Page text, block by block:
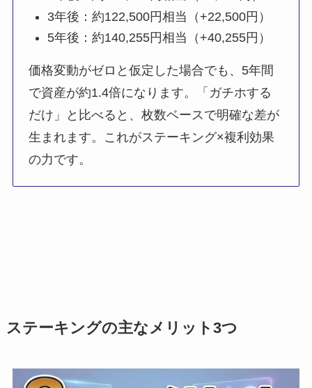
3年後：約122,500円相当（+22,500円）
5年後：約140,255円相当（+40,255円）
価格変動がゼロと仮定した場合でも、5年間
で資産が約1.4倍になります。「ガチホする
だけ」と比べると、枚数ベースで明確な差が
生まれます。これがステーキング×複利効果
の力です。
ステーキングの主なメリット3つ